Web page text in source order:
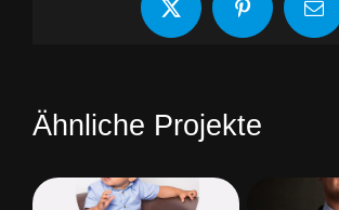
X PinterestE-
Mail
Ähnliche Projekte